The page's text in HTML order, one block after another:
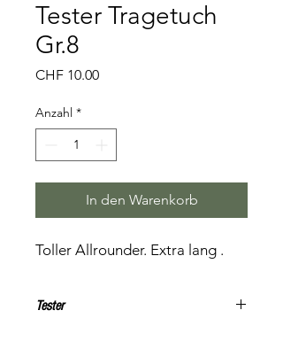
Tester Tragetuch
Gr.8
CHF 10.00Preis
Anzahl *
In den Warenkorb
Toller Allrounder. Extra lang .
Tester